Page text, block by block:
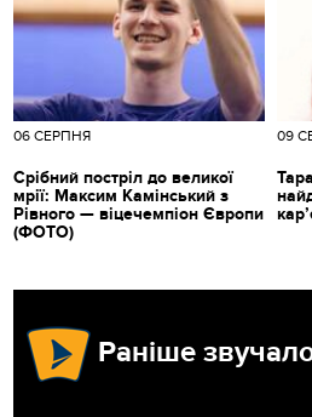
06 СЕРПНЯ
Срібний постріл до великої
мрії: Максим Камінський з
Рівного — віцечемпіон Європи
(ФОТО)
09
Раніше